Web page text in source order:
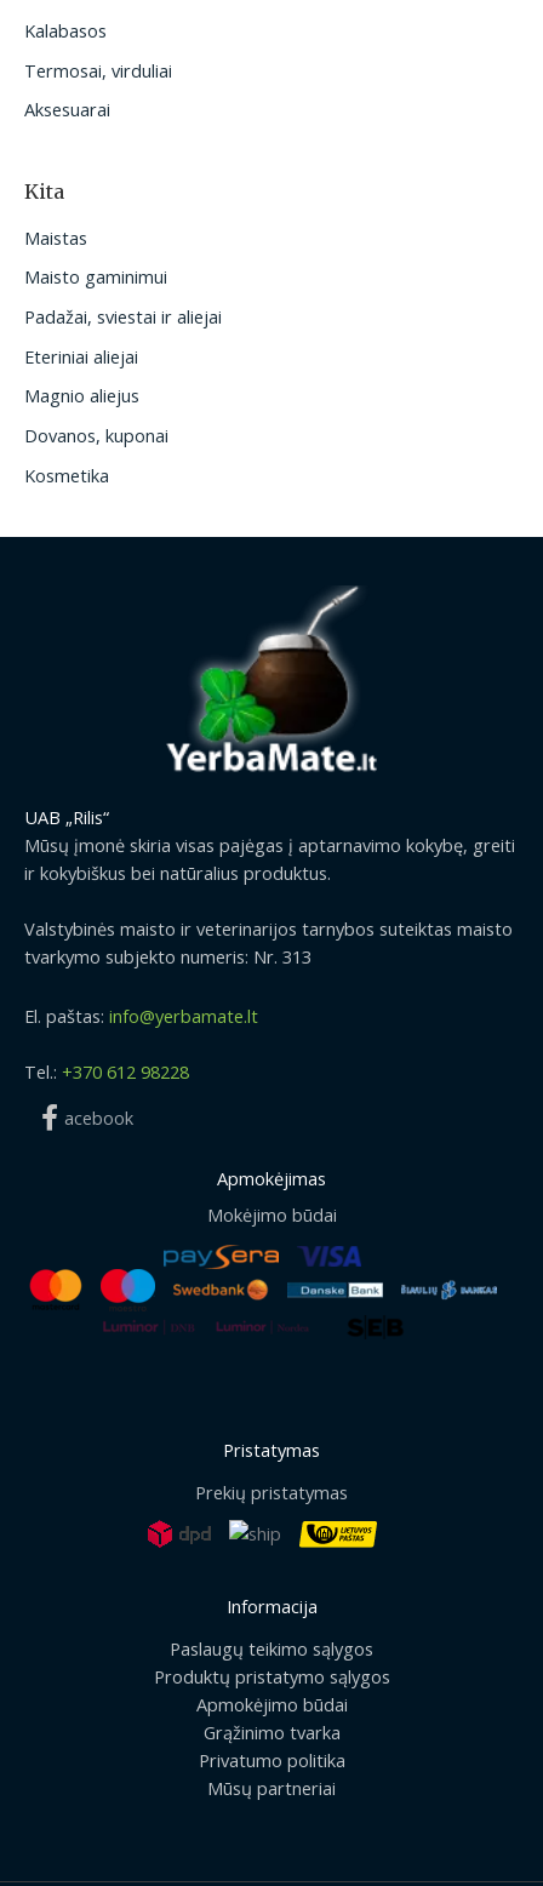
Kalabasos
Termosai, virduliai
Aksesuarai
Kita
Maistas
Maisto gaminimui
Padažai, sviestai ir aliejai
Eteriniai aliejai
Magnio aliejus
Dovanos, kuponai
Kosmetika
UAB „Rilis“
Mūsų įmonė skiria visas pajėgas į aptarnavimo kokybę, greiti
ir kokybiškus bei natūralius produktus.
Valstybinės maisto ir veterinarijos tarnybos suteiktas maisto
tvarkymo subjekto numeris: Nr. 313
El. paštas: info@yerbamate.lt
Tel.: +370 612 98228
acebook
Apmokėjimas
Mokėjimo būdai
Pristatymas
Prekių pristatymas
Informacija
Paslaugų teikimo sąlygos
Produktų pristatymo sąlygos
Apmokėjimo būdai
Grąžinimo tvarka
Privatumo politika
Mūsų partneriai